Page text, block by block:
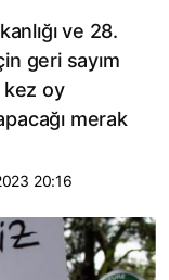
ve 28.
geri sayım
kez oy
merak
20:16